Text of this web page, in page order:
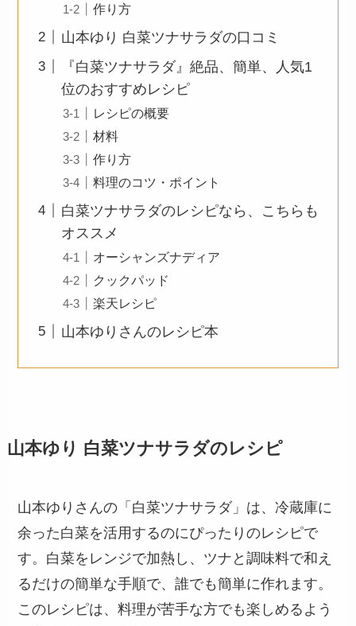
作り方
山本ゆり 白菜ツナサラダの口コミ
『白菜ツナサラダ』絶品、簡単、人気1
位のおすすめレシピ
レシピの概要
材料
作り方
料理のコツ・ポイント
白菜ツナサラダのレシピなら、こちらも
オススメ
オーシャンズナディア
クックパッド
楽天レシピ
山本ゆりさんのレシピ本
山本ゆり 白菜ツナサラダのレシピ
山本ゆりさんの「白菜ツナサラダ」は、冷蔵庫に
余った白菜を活用するのにぴったりのレシピで
す。白菜をレンジで加熱し、ツナと調味料で和え
るだけの簡単な手順で、誰でも簡単に作れます。
このレシピは、料理が苦手な方でも楽しめるよう